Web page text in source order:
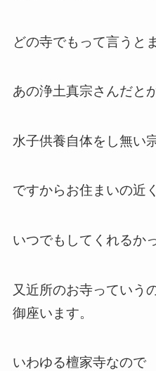
どの寺でもって言うと
あの浄土真宗さんだと
水子供養自体をし無い
ですからお住まいの近
いつでもしてくれるか
又近所のお寺っていう
御座います。
いわゆる檀家寺なので